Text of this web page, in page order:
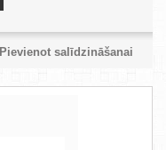
Pievienot salīdzināšanai